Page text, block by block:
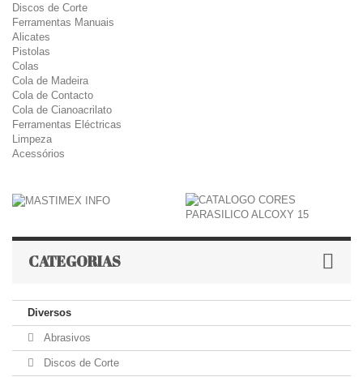
Discos de Corte
Ferramentas Manuais
Alicates
Pistolas
Colas
Cola de Madeira
Cola de Contacto
Cola de Cianoacrilato
Ferramentas Eléctricas
Limpeza
Acessórios
CATEGORIAS
Diversos
Abrasivos
Discos de Corte